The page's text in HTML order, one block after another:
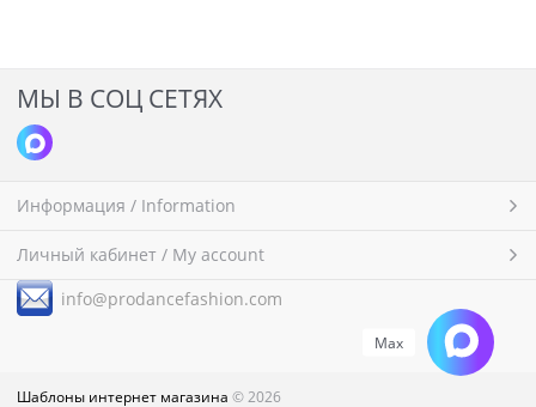
МЫ В СОЦ СЕТЯХ
Информация / Information
Личный кабинет / My account
info@prodancefashion.com
Шаблоны интернет магазина © 2026
Max